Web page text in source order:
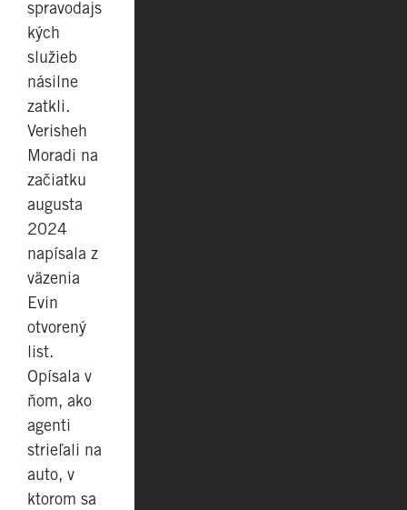
spravodajs
kých
služieb
násilne
zatkli.
Verisheh
Moradi na
začiatku
augusta
2024
napísala z
väzenia
Evin
otvorený
list.
Opísala v
ňom, ako
agenti
strieľali na
auto, v
ktorom sa